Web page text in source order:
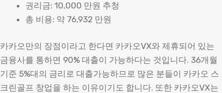
권리금: 10,000 만원 추청
총 비용: 약 76,932 만원
카카오만의 장점이라고 한다면 카카오VX와 제휴되어 있는
금융사를 통하면 90% 대출이 가능하다는 것입니다. 36개월
기준 5%대의 금리로 대출가능하므로 많은 분들이 카카오 스
크린골프 창업을 하는 이유이기도 합니다. 또한 카카오VX는